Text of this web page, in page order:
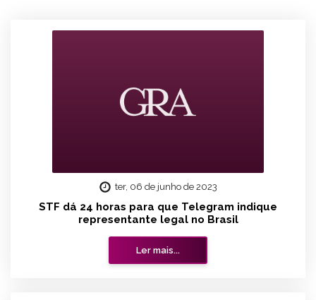
ter, 06 de junho de 2023
STF dá 24 horas para que Telegram indique
representante legal no Brasil
Ler mais...